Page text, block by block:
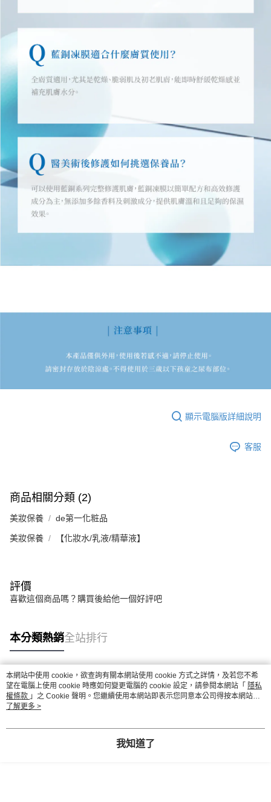
顯示電腦版詳細說明
客服
商品相關分類 (2)
美妝保養 de第一化粧品
美妝保養 【化妝水/乳液/精華液】
評價
喜歡這個商品嗎？購買後給他一個好評吧
本分類熱銷全站排行
熱門標籤
本網站中使用 cookie，欲查詢有關本網站使用 cookie 方式之詳情，及若您不希
望在電腦上使用 cookie 時應如何變更電腦的 cookie 設定，請參閱本網站「 隱私
權條款 」之 Cookie 聲明。您繼續使用本網站即表示您同意本公司得按本網站使
用條款之 Cookie 聲明使用 cookie。
了解更多 >
我知道了